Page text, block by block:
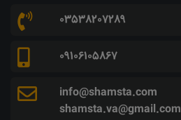
03538207289
09106105867
info@shamsta.com
shamsta.va@gmail.com